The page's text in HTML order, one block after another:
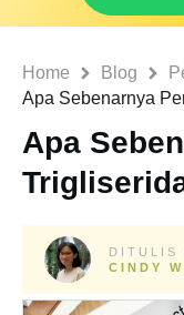
Home Blog
Apa
DITULIS
CINDY